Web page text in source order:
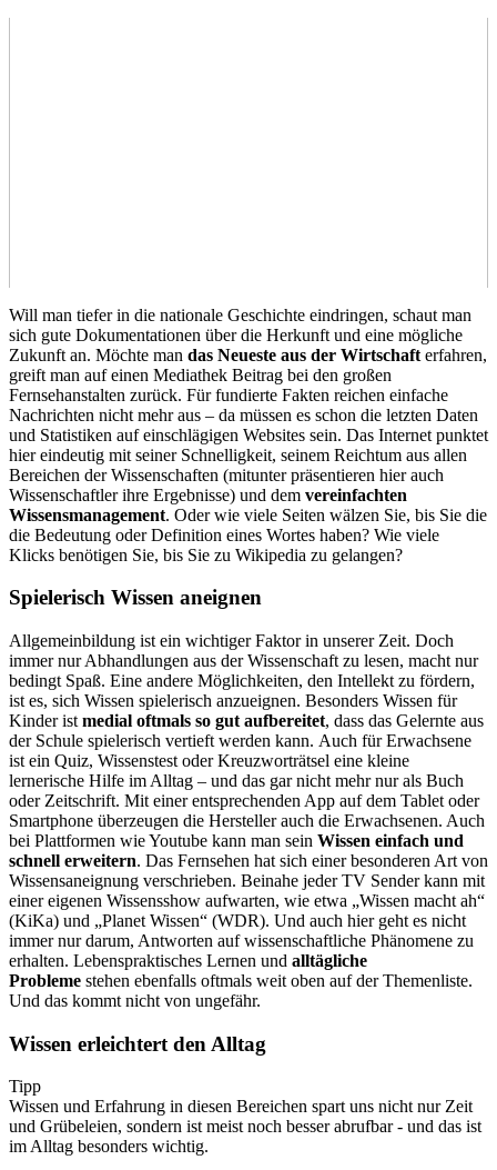
Will man tiefer in die nationale Geschichte eindringen, schaut man
sich gute Dokumentationen über die Herkunft und eine mögliche
Zukunft an. Möchte man das Neueste aus der Wirtschaft erfahren,
greift man auf einen Mediathek Beitrag bei den großen
Fernsehanstalten zurück. Für fundierte Fakten reichen einfache
Nachrichten nicht mehr aus – da müssen es schon die letzten Daten
und Statistiken auf einschlägigen Websites sein. Das Internet punktet
hier eindeutig mit seiner Schnelligkeit, seinem Reichtum aus allen
Bereichen der Wissenschaften (mitunter präsentieren hier auch
Wissenschaftler ihre Ergebnisse) und dem vereinfachten
Wissensmanagement. Oder wie viele Seiten wälzen Sie, bis Sie die
die Bedeutung oder Definition eines Wortes haben? Wie viele
Klicks benötigen Sie, bis Sie zu Wikipedia zu gelangen?
Spielerisch Wissen aneignen
Allgemeinbildung ist ein wichtiger Faktor in unserer Zeit. Doch
immer nur Abhandlungen aus der Wissenschaft zu lesen, macht nur
bedingt Spaß. Eine andere Möglichkeiten, den Intellekt zu fördern,
ist es, sich Wissen spielerisch anzueignen. Besonders Wissen für
Kinder ist medial oftmals so gut aufbereitet, dass das Gelernte aus
der Schule spielerisch vertieft werden kann. Auch für Erwachsene
ist ein Quiz, Wissenstest oder Kreuzworträtsel eine kleine
lernerische Hilfe im Alltag – und das gar nicht mehr nur als Buch
oder Zeitschrift. Mit einer entsprechenden App auf dem Tablet oder
Smartphone überzeugen die Hersteller auch die Erwachsenen. Auch
bei Plattformen wie Youtube kann man sein Wissen einfach und
schnell erweitern. Das Fernsehen hat sich einer besonderen Art von
Wissensaneignung verschrieben. Beinahe jeder TV Sender kann mit
einer eigenen Wissensshow aufwarten, wie etwa „Wissen macht ah“
(KiKa) und „Planet Wissen“ (WDR). Und auch hier geht es nicht
immer nur darum, Antworten auf wissenschaftliche Phänomene zu
erhalten. Lebenspraktisches Lernen und alltägliche
Probleme stehen ebenfalls oftmals weit oben auf der Themenliste.
Und das kommt nicht von ungefähr.
Wissen erleichtert den Alltag
Tipp
Wissen und Erfahrung in diesen Bereichen spart uns nicht nur Zeit
und Grübeleien, sondern ist meist noch besser abrufbar - und das ist
im Alltag besonders wichtig.